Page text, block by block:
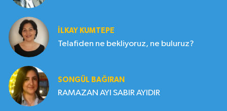
İLKAY KUMTEPE
Telafiden ne bekliyoruz, ne buluruz?
SONGÜL BAĞIRAN
RAMAZAN AYI SABIR AYIDIR